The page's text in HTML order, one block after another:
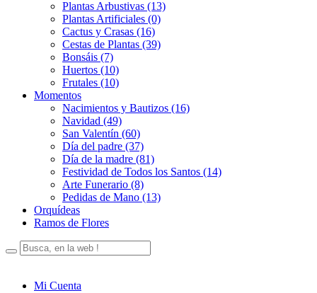
Plantas Arbustivas (13)
Plantas Artificiales (0)
Cactus y Crasas (16)
Cestas de Plantas (39)
Bonsáis (7)
Huertos (10)
Frutales (10)
Momentos
Nacimientos y Bautizos (16)
Navidad (49)
San Valentín (60)
Día del padre (37)
Día de la madre (81)
Festividad de Todos los Santos (14)
Arte Funerario (8)
Pedidas de Mano (13)
Orquídeas
Ramos de Flores
Mi Cuenta